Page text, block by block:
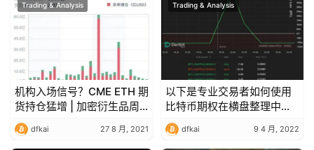
Trading & Analysis
机构入场信号？CME ETH 期
货持仓猛增 | 加密衍生品周
报
dfkai 27 8 月, 2021
Trading & Analysis
以下是专业交易者如何使用
比特币期权在横盘整理中获
利
dfkai 9 4 月, 2022